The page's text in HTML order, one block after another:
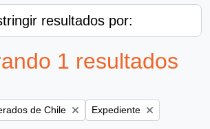
resultados por:
1 resultados
de Chile Remove filter:
Expediente